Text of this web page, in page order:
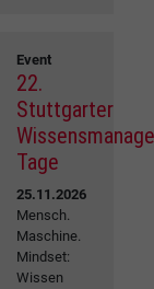
Event
22.
Stuttgarter
Tage
25.11.2026
Mensch.
Maschine.
Mindset:
Wissen